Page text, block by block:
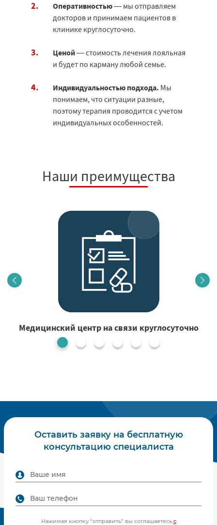
Оперативностью— мы отправляем
докторов и принимаем пациентов в
клинике круглосуточно.
Ценой— стоимость лечения лояльная
и будет по карману любой семье.
Индивидуальностью подхода. Мы
понимаем, что ситуации разные,
поэтому терапия проводится с учетом
индивидуальных особенностей.
Наши преимущества
Медицинский центр на связи круглосуточно
Оставить заявку на бесплатную
консультацию специалиста
Нажимая кнопку “отправить” вы соглашаетесь с